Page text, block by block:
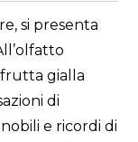
si presenta
gialla
di
e ricordi di